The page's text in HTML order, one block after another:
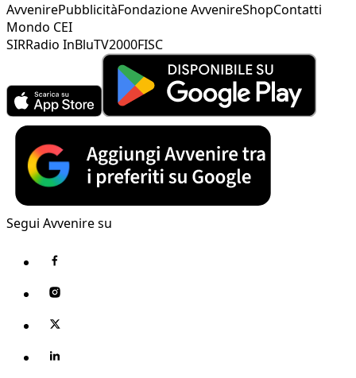
AvvenirePubblicitàFondazione AvvenireShopContatti
Mondo CEI
SIRRadio InBluTV2000FISC
Segui Avvenire su